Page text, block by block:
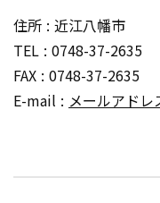
住所 近江八幡市
TEL 0748-37-2635
FAX 0748-37-2635
E-mail
メールアドレ